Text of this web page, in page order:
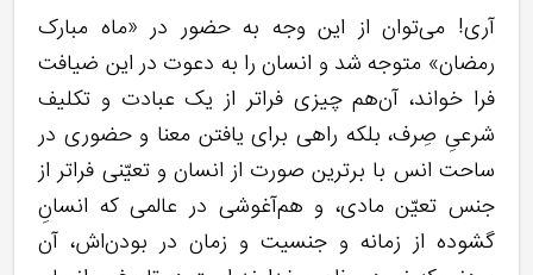
آری! می‌توان از این وجه به حضور در «ماه مبارک
رمضان» متوجه شد و انسان را به دعوت در این ضیافت
فرا خواند، آن‌هم چیزی فراتر از یک عبادت و تکلیف
شرعیِ صِرف، بلکه راهی برای یافتن معنا و حضوری در
ساحت انس با برترین صورت از انسان و تعیّنی فراتر از
جنس تعیّن مادی، و هم‌آغوشی در عالمی که انسانِ
گشوده از زمانه و جنسیت و زمان در بودن‌اش، آن